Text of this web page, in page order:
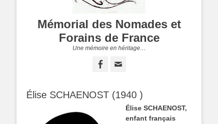
Mémorial des Nomades et
Forains de France
Une mémoire en héritage…
Facebook
Élise SCHAENOST (1940 )
Élise SCHAENOST,
enfant français